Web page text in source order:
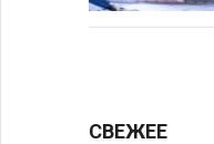
СВЕЖЕЕ